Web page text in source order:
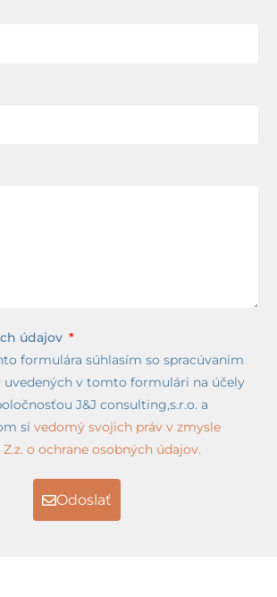
údajov
formulára súhlasím so spracúvaním
uvedených v tomto formulári na účely
J&J consulting,s.r.o. a
si vedomý svojich práv v zmysle
Z.z. o ochrane osobných údajov.
Odoslať